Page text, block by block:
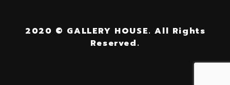
2020 © GALLERY HOUSE. All Rights
Reserved.